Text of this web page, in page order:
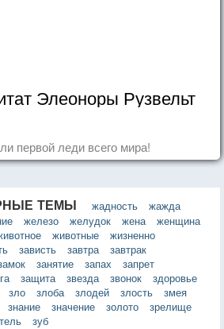
Элеоноры Рузвельт
первой леди всего мира!
ТЕМЫ жадность
жажда
железо желудок жена
женщина
животные
жизненно
зависть завтра
завтрак
занятие запах
запрет
защита звезда звонок
здоровье
зло злоба злодей злость
змея
знание значение золото
зрелище
зуб